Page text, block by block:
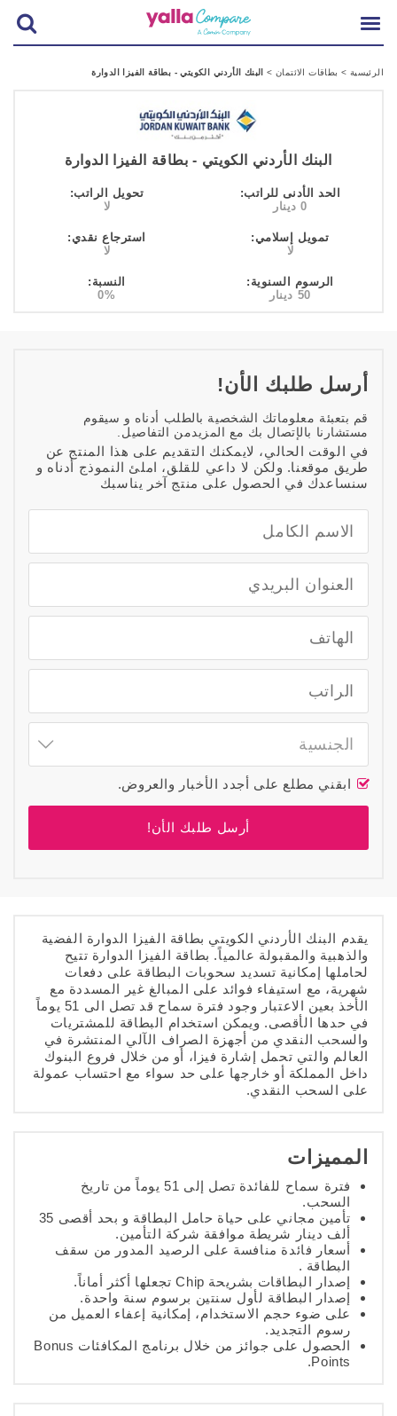
الرئيسية > بطاقات الائتمان > البنك الأردني الكويتي - بطاقة الفيزا الدوارة
البنك الأردني الكويتي - بطاقة الفيزا الدوارة
الحد الأدنى للراتب:
0 دينار
تحويل الراتب:
لا
تمويل إسلامي:
لا
استرجاع نقدي:
لا
الرسوم السنوية:
50 دينار
النسبة:
0%
أرسل طلبك الأن!
قم بتعبئة معلوماتك الشخصية بالطلب أدناه و سيقوم
مستشارنا بالإتصال بك مع المزيدمن التفاصيل.
في الوقت الحالي، لايمكنك التقديم على هذا المنتج عن
طريق موقعنا. ولكن لا داعي للقلق، املئ النموذج أدناه و
سنساعدك في الحصول على منتج آخر يناسبك
الجنسية
ابقني مطلع على أجدد الأخبار والعروض.
أرسل طلبك الأن!
يقدم البنك الأردني الكويتي بطاقة الفيزا الدوارة الفضية
والذهبية والمقبولة عالمياً. بطاقة الفيزا الدوارة تتيح
لحاملها إمكانية تسديد سحوبات البطاقة على دفعات
شهرية، مع استيفاء فوائد على المبالغ غير المسددة مع
الأخذ بعين الاعتبار وجود فترة سماح قد تصل الى 51 يوماً
في حدها الأقصى. ويمكن استخدام البطاقة للمشتريات
والسحب النقدي من أجهزة الصراف الآلي المنتشرة في
العالم والتي تحمل إشارة فيزا، أو من خلال فروع البنوك
داخل المملكة أو خارجها على حد سواء مع احتساب عمولة
على السحب النقدي.
المميزات
فترة سماح للفائدة تصل إلى 51 يوماً من تاريخ
السحب.
تأمين مجاني على حياة حامل البطاقة و بحد أقصى 35
ألف دينار شريطة موافقة شركة التأمين.
أسعار فائدة منافسة على الرصيد المدور من سقف
البطاقة .
إصدار البطاقات بشريحة Chip تجعلها أكثر أماناً.
إصدار البطاقة لأول سنتين برسوم سنة واحدة.
على ضوء حجم الاستخدام، إمكانية إعفاء العميل من
رسوم التجديد.
الحصول على جوائز من خلال برنامج المكافئات Bonus
Points.